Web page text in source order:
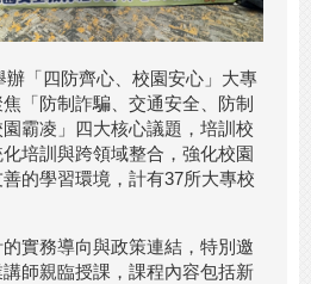
辦「四防齊心、校園安心」大專
「防制詐騙、交通安全、防制
霸凌」四大核心議題，培訓校
培訓與跨領域整合，強化校園
的學習環境，計有37所大專校
實務導向與政策連結，特別邀
師親臨授課，課程內容包括新